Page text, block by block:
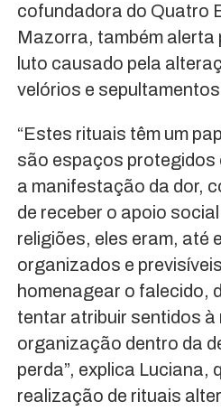
cofundadora do Quatro
Mazorra, também alerta
luto causado pela
velórios e
“Estes rituais têm um
são espaços protegidos
a manifestação da dor,
de receber o apoio
religiões, eles eram, até
organizados e
homenagear o falecido,
tentar atribuir sentidos à
organização dentro da
perda”, explica Luciana,
realização de rituais